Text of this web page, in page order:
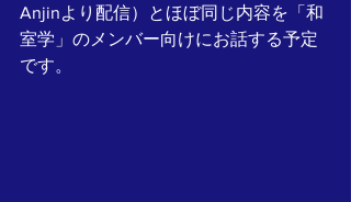
Anjinより配信）とほぼ同じ内容を「和
室学」のメンバー向けにお話する予定
です。